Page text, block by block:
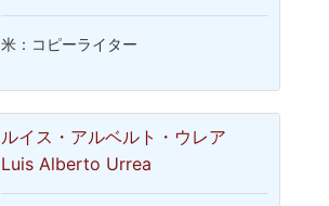
米：コピーライター
ルイス・アルベルト・ウレア
Luis Alberto Urrea